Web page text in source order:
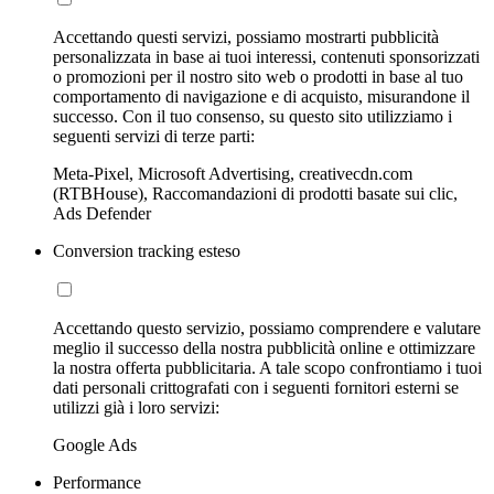
Accettando questi servizi, possiamo mostrarti pubblicità
personalizzata in base ai tuoi interessi, contenuti sponsorizzati
o promozioni per il nostro sito web o prodotti in base al tuo
comportamento di navigazione e di acquisto, misurandone il
successo. Con il tuo consenso, su questo sito utilizziamo i
seguenti servizi di terze parti:
Meta-Pixel, Microsoft Advertising, creativecdn.com
(RTBHouse), Raccomandazioni di prodotti basate sui clic,
Ads Defender
Conversion tracking esteso
Accettando questo servizio, possiamo comprendere e valutare
meglio il successo della nostra pubblicità online e ottimizzare
la nostra offerta pubblicitaria. A tale scopo confrontiamo i tuoi
dati personali crittografati con i seguenti fornitori esterni se
utilizzi già i loro servizi:
Google Ads
Performance